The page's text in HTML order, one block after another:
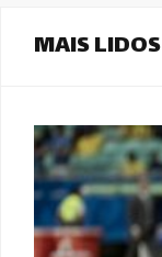
MAIS LIDOS